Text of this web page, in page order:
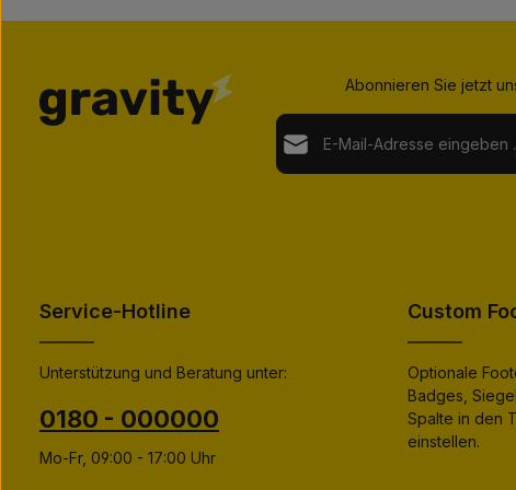
Abonnieren Sie jetzt
E-Mail-Adresse*
Service-Hotline
Unterstützung und Beratung unter:
0180 - 000000
Mo-Fr, 09:00 - 17:00 Uhr
Custom
Optionale
Badges,
Spalte in den
einstellen.